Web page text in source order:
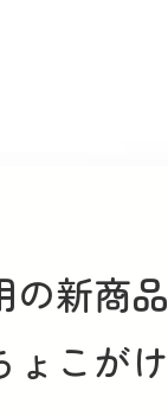
の新商品
ょこがけ